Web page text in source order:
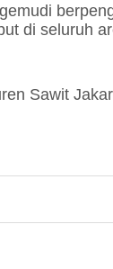
di seluruh
Sawit